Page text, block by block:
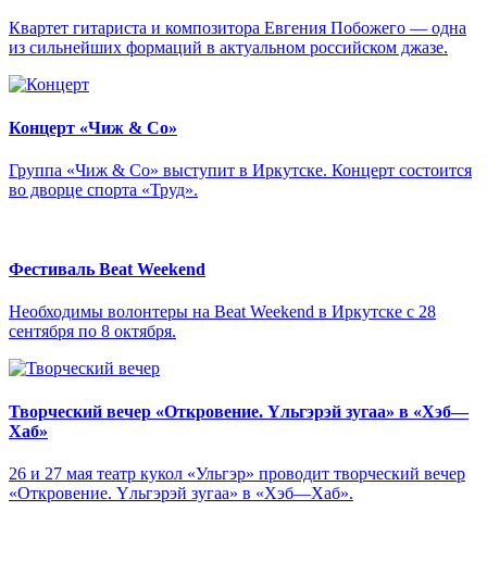
Квартет гитариста и композитора Евгения Побожего — одна
из сильнейших формаций в актуальном российском джазе.
Концерт «Чиж & Cо»
Группа «Чиж & Co» выступит в Иркутске. Концерт состоится
во дворце спорта «Труд».
Фестиваль Beat Weekend
Необходимы волонтеры на Beat Weekend в Иркутске с 28
сентября по 8 октября.
Творческий вечер «Откровение. Yльгэрэй зугаа» в «Хэб—
Хаб»
26 и 27 мая театр кукол «Ульгэр» проводит творческий вечер
«Откровение. Yльгэрэй зугаа» в «Хэб—Хаб».